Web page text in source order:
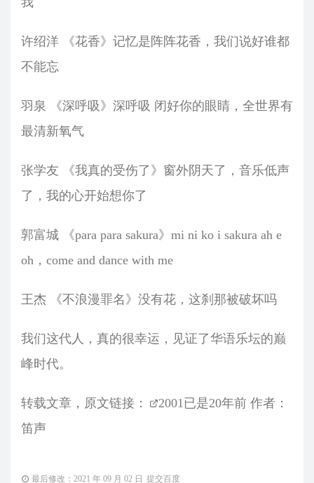
许绍洋 《花香》记忆是阵阵花香，我们说好谁都
不能忘
羽泉 《深呼吸》深呼吸 闭好你的眼睛，全世界有
最清新氧气
张学友 《我真的受伤了》窗外阴天了，音乐低声
了，我的心开始想你了
郭富城 《para para sakura》mi ni ko i sakura ah e
oh，come and dance with me
王杰 《不浪漫罪名》没有花，这刹那被破坏吗
我们这代人，真的很幸运，见证了华语乐坛的巅
峰时代。
转载文章，原文链接： 2001已是20年前 作者：
笛声
最后修改：2021 年 09 月 02 日 提交百度